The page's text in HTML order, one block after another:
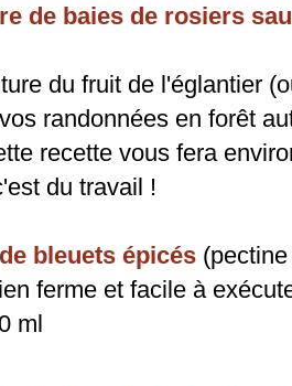
de baies de rosiers
du fruit de l'églantier
randonnées en forêt
recette vous fera
du travail !
bleuets épicés
ferme et facile à
ml